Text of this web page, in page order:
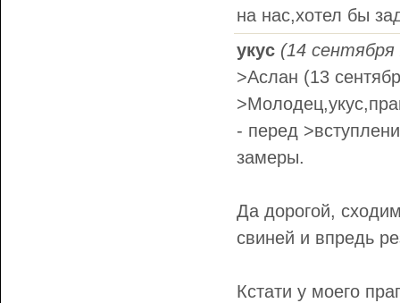
на нас,хотел бы
укус (14 сентября
>Аслан (13
- перед
замеры.
Да дорогой,
свиней и впредь
Кстати у моего